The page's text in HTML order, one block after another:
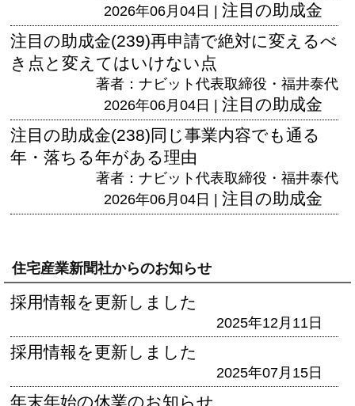
2026年06月04日 | 注目の助成金
注目の助成金(239)再申請で絶対に変えるべ
き点と変えてはいけない点
著者：ナビット代表取締役・福井泰代
2026年06月04日 | 注目の助成金
注目の助成金(238)同じ事業内容でも通る
年・落ちる年がある理由
著者：ナビット代表取締役・福井泰代
2026年06月04日 | 注目の助成金
住宅産業新聞社からのお知らせ
採用情報を更新しました
2025年12月11日
採用情報を更新しました
2025年07月15日
年末年始の休業のお知らせ